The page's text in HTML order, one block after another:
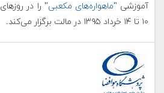
آموزشی "ماهواره‌های مکعبی" را در روزهای
۱۰ تا ۱۴ خرداد ۱۳۹۵ در مالت برگزار می‌کند.